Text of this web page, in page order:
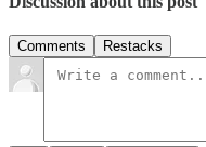
Comments Restacks